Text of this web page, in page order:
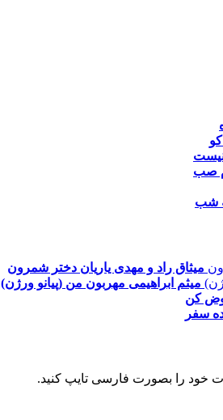
صب
شب
میثاق راد و مهدی یاریان دختر شمرون
میثم ابراهیمی مهربون من (پیانو ورژن)
کن
سفر
خود را بصورت فارسی تایپ کنید.